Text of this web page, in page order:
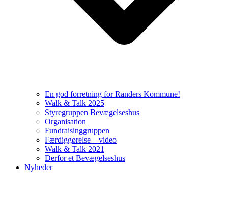
En god forretning for Randers Kommune!
Walk & Talk 2025
Styregruppen Bevægelseshus
Organisation
Fundraisinggruppen
Færdiggørelse – video
Walk & Talk 2021
Derfor et Bevægelseshus
Nyheder